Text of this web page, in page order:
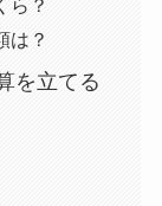
ら？
は？
を立てる